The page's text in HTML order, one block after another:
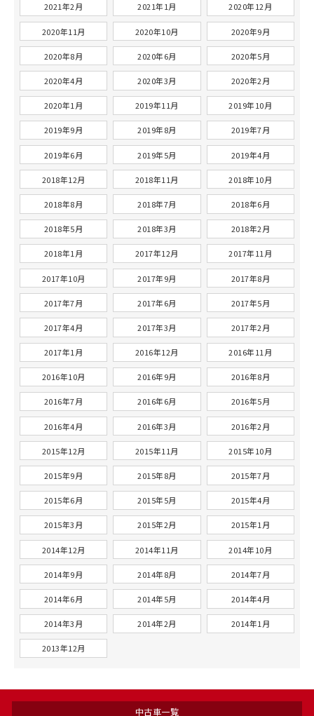
2021年2月 2021年1月 2020年12月
2020年11月 2020年10月 2020年9月
2020年8月 2020年6月 2020年5月
2020年4月 2020年3月 2020年2月
2020年1月 2019年11月 2019年10月
2019年9月 2019年8月 2019年7月
2019年6月 2019年5月 2019年4月
2018年12月 2018年11月 2018年10月
2018年8月 2018年7月 2018年6月
2018年5月 2018年3月 2018年2月
2018年1月 2017年12月 2017年11月
2017年10月 2017年9月 2017年8月
2017年7月 2017年6月 2017年5月
2017年4月 2017年3月 2017年2月
2017年1月 2016年12月 2016年11月
2016年10月 2016年9月 2016年8月
2016年7月 2016年6月 2016年5月
2016年4月 2016年3月 2016年2月
2015年12月 2015年11月 2015年10月
2015年9月 2015年8月 2015年7月
2015年6月 2015年5月 2015年4月
2015年3月 2015年2月 2015年1月
2014年12月 2014年11月 2014年10月
2014年9月 2014年8月 2014年7月
2014年6月 2014年5月 2014年4月
2014年3月 2014年2月 2014年1月
2013年12月
中古車一覧